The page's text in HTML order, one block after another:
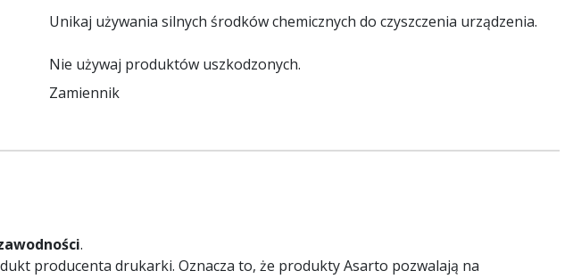
Unikaj używania silnych środków chemicznych do czyszczenia urządzenia.
Nie używaj produktów uszkodzonych.
Zamiennik
.
producenta drukarki. Oznacza to, że produkty Asarto pozwalają na